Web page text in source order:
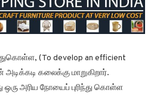
(To develop an efficient
கலைக்கு மாறுகிறார்.
ஒரு அரிய நோயைப் புரிந்து கொள்ள